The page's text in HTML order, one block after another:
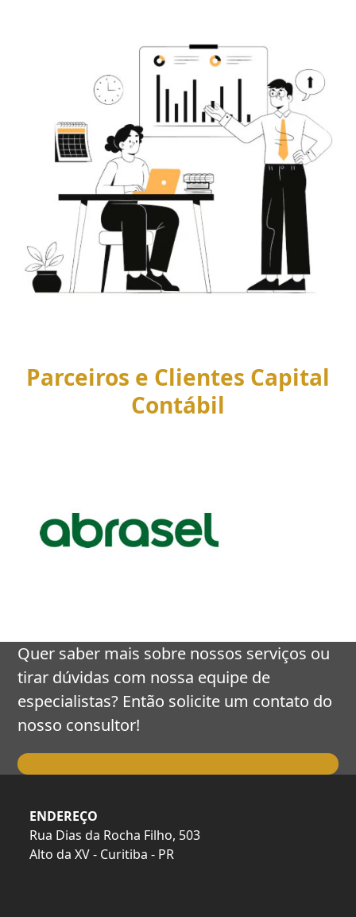
Parceiros e Clientes Capital
Contábil
right
carousel
navigation
buttons
Quer saber mais sobre nossos serviços ou
tirar dúvidas com nossa equipe de
especialistas? Então solicite um contato do
nosso consultor!
ENDEREÇO
Rua Dias da Rocha Filho, 503
Alto da XV - Curitiba - PR